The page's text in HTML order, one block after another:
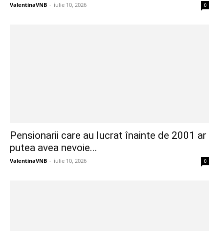
ValentinaVNB - iulie 10, 2026 0
Pensionarii care au lucrat înainte de 2001 ar
putea avea nevoie...
ValentinaVNB - iulie 10, 2026 0